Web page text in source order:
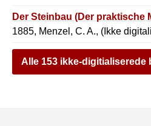
Der Steinbau (Der praktische
1885, Menzel, C. A., (Ikke
Alle 153 ikke-digitialiserede